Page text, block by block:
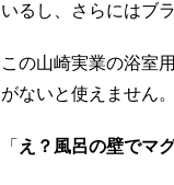
いるし、さらにはブ
この山崎実業の浴室
がないと使えません。
「 え？風呂の壁でマ